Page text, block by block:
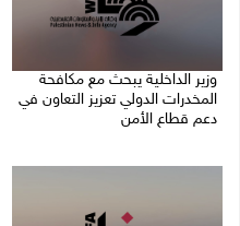
وزير الداخلية يبحث مع مكافحة
المخدرات الدولي تعزيز التعاون في
دعم قطاع الأمن